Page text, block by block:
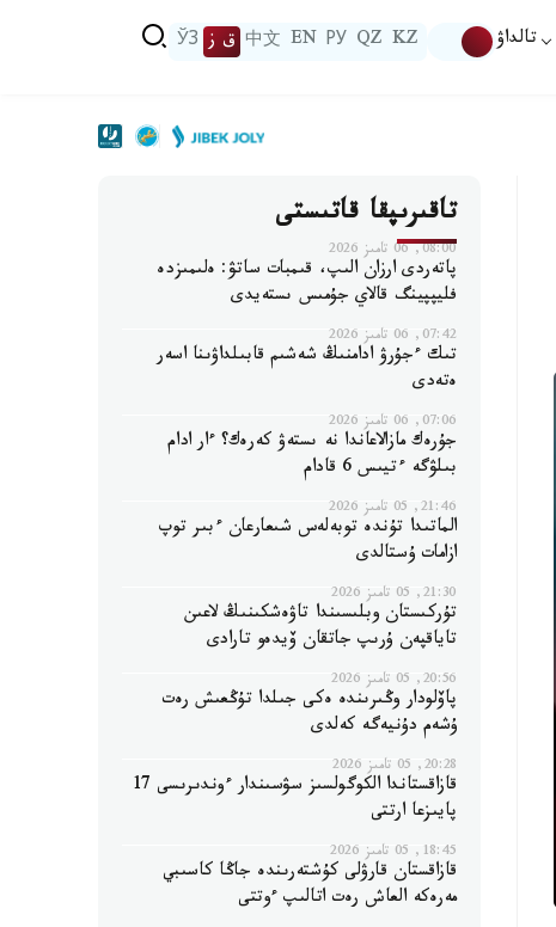
تالداۋ KZ
QZ
РУ
EN
中文 ق ز ЎЗ
تاقىرىپقا قاتىستى
08:00, 06 تامىز 2026
پاتەردى ارزان الىپ، قىمبات ساتۋ: ەلىمىزدە
فليپپينگ قالاي جۇمىس ىستەيدى
07:42, 06 تامىز 2026
تىك ءجۇرۋ ادامنىڭ شەشىم قابىلداۋىنا اسەر
ەتەدى
07:06, 06 تامىز 2026
جۇرەك مازالاعاندا نە ىستەۋ كەرەك؟ ءار ادام
بىلۋگە ءتيىس 6 قادام
21:46, 05 تامىز 2026
الماتىدا تۇندە توبەلەس شىعارعان ءبىر توپ
ازامات ۇستالدى
21:30, 05 تامىز 2026
تۇركىستان وبلىسىندا تاۋەشكىنىڭ لاعىن
تاياقپەن ۇرىپ جاتقان ۆيدەو تارادى
20:56, 05 تامىز 2026
پاۆلودار وڭىرىندە ەكى جىلدا تۇڭعىش رەت
ۇشەم دۇنيەگە كەلدى
20:28, 05 تامىز 2026
قازاقستاندا الكوگولسىز سۋسىندار ءوندىرىسى 17
پايىزعا ارتتى
18:45, 05 تامىز 2026
قازاقستان قارۋلى كۇشتەرىندە جاڭا كاسىبي
مەرەكە العاش رەت اتالىپ ءوتتى